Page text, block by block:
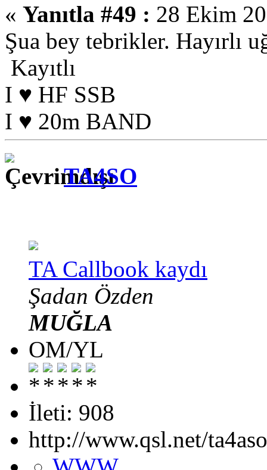
« Yanıtla #49 : 28 Ekim
Şua bey tebrikler. Hayırlı
Kayıtlı
I ♥ HF SSB
I ♥ 20m BAND
TA4SO
TA Callbook kaydı
Şadan Özden
MUĞLA
OM/YL
İleti: 908
http://www.qsl.net/